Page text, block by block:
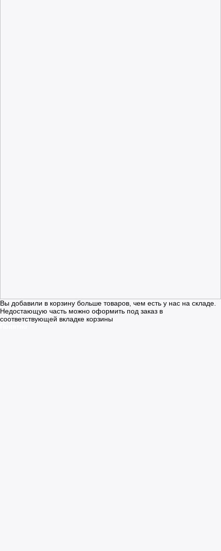
Вы добавили в корзину больше товаров, чем есть у нас на складе.
Недостающую часть можно оформить под заказ в
соответствующей вкладке корзины